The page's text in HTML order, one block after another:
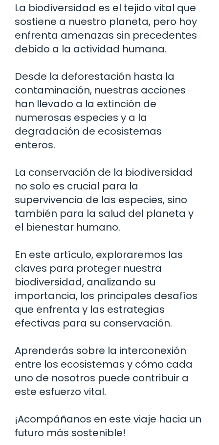
La biodiversidad es el tejido vital que
sostiene a nuestro planeta, pero hoy
enfrenta amenazas sin precedentes
debido a la actividad humana.
Desde la deforestación hasta la
contaminación, nuestras acciones
han llevado a la extinción de
numerosas especies y a la
degradación de ecosistemas
enteros.
La conservación de la biodiversidad
no solo es crucial para la
supervivencia de las especies, sino
también para la salud del planeta y
el bienestar humano.
En este artículo, exploraremos las
claves para proteger nuestra
biodiversidad, analizando su
importancia, los principales desafíos
que enfrenta y las estrategias
efectivas para su conservación.
Aprenderás sobre la interconexión
entre los ecosistemas y cómo cada
uno de nosotros puede contribuir a
este esfuerzo vital.
¡Acompáñanos en este viaje hacia un
futuro más sostenible!